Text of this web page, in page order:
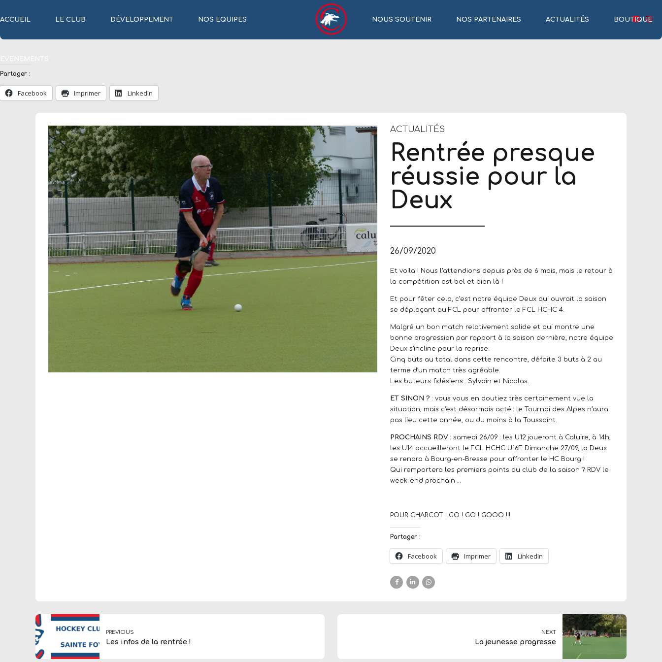
ACCUEIL LE CLUB DÉVELOPPEMENT NOS EQUIPES NOUS SOUTENIR NOS PARTENAIRES ACTUALITÉS BOUTIQUE
Partager :
Facebook Imprimer LinkedIn
ACTUALITÉS
Rentrée presque
réussie pour la
Deux
26/09/2020
Et voila ! Nous l’attendions depuis près de 6 mois, mais le retour à
la compétition est bel et bien là !
Et pour fêter cela, c’est notre équipe Deux qui ouvrait la saison
se déplaçant au FCL pour affronter le FCL HCHC 4.
Malgré un bon match relativement solide et qui montre une
bonne progression par rapport à la saison dernière, notre équipe
Deux s’incline pour la reprise.
Cinq buts au total dans cette rencontre, défaite 3 buts à 2 au
terme d’un match très agréable.
Les buteurs fidésiens : Sylvain et Nicolas.
ET SINON ? : vous vous en doutiez très certainement vue la
situation, mais c’est désormais acté : le Tournoi des Alpes n’aura
pas lieu cette année, ou du moins à la Toussaint.
PROCHAINS RDV : samedi 26/09 : les U12 joueront à Caluire, à 14h,
les U14 accueilleront le FCL HCHC U16F. Dimanche 27/09, la Deux
se rendra à Bourg-en-Bresse pour affronter le HC Bourg !
Qui remportera les premiers points du club de la saison ? RDV le
week-end prochain …
POUR CHARCOT ! GO ! GO ! GOOO !!!
Partager :
Facebook Imprimer LinkedIn
PREVIOUS
Les infos de la rentrée !
NEXT
La jeunesse progresse